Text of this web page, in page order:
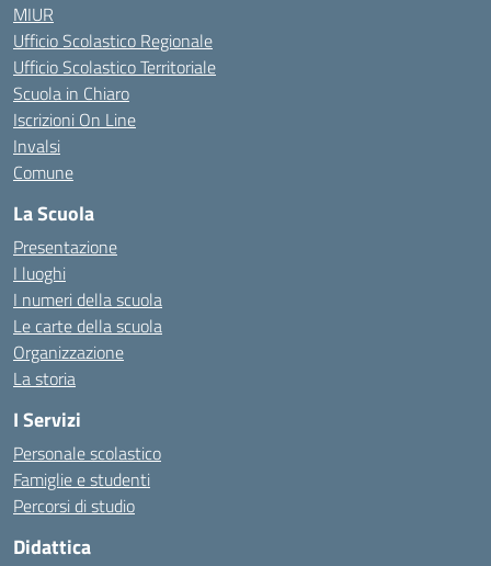
MIUR
Ufficio Scolastico Regionale
Ufficio Scolastico Territoriale
Scuola in Chiaro
Iscrizioni On Line
Invalsi
Comune
La Scuola
Presentazione
I luoghi
I numeri della scuola
Le carte della scuola
Organizzazione
La storia
I Servizi
Personale scolastico
Famiglie e studenti
Percorsi di studio
Didattica